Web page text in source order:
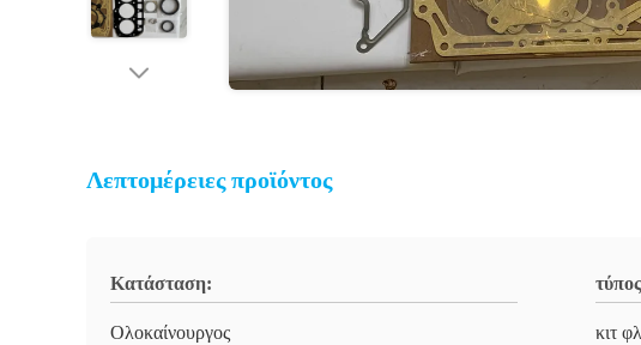
Λεπτομέρειες προϊόντος
Κατάσταση:
Ολοκαίνουργος κιτ